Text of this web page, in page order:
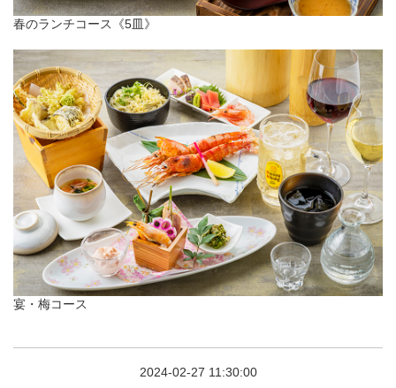
春のランチコース《5皿》
宴・梅コース
2024-02-27 11:30:00